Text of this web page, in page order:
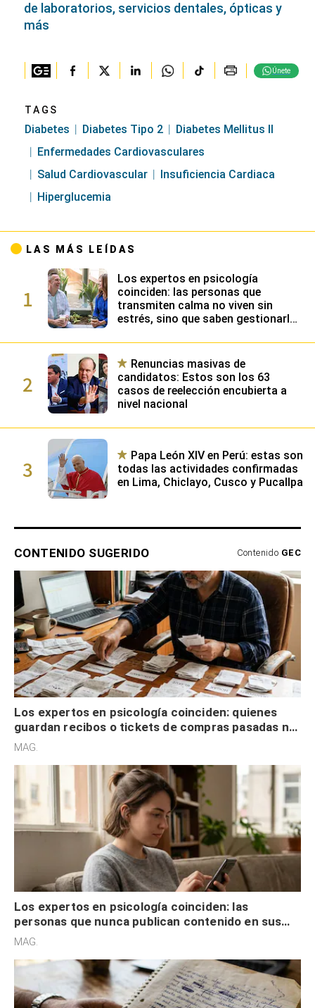
de laboratorios, servicios dentales, ópticas y
más
Únete
TAGS
Diabetes Diabetes Tipo 2
Diabetes Mellitus II
Enfermedades Cardiovasculares
Salud Cardiovascular
Insuficiencia Cardiaca
Hiperglucemia
LAS MÁS LEÍDAS
1
Los expertos en psicología
coinciden: las personas que
transmiten calma no viven sin
estrés, sino que saben gestionarlo
emocional
2
Renuncias masivas de
candidatos: Estos son los 63
casos de reelección encubierta a
nivel nacional
3
Papa León XIV en Perú: estas son
todas las actividades confirmadas
en Lima, Chiclayo, Cusco y Pucallpa
CONTENIDO SUGERIDO Contenido GEC
Los expertos en psicología coinciden: quienes
guardan recibos o tickets de compras pasadas no
son acumuladores, sino que tienen necesidad de
MAG.
Los expertos en psicología coinciden: las
personas que nunca publican contenido en sus
redes sociales no pretenden buscar validación
MAG.